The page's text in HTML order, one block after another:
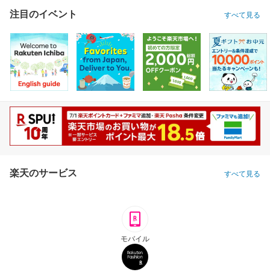
注目のイベント すべて見る
楽天のサービス すべて見る
モバイル